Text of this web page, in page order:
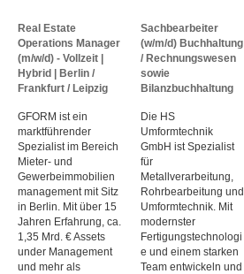
Real Estate
Operations Manager
(m/w/d) - Vollzeit |
Hybrid | Berlin /
Frankfurt / Leipzig
GFORM ist ein
marktführender
Spezialist im Bereich
Mieter- und
Gewerbeimmobilien
management mit Sitz
in Berlin. Mit über 15
Jahren Erfahrung, ca.
1,35 Mrd. € Assets
under Management
und mehr als
Sachbearbeiter
(w/m/d) Buchhaltung
/ Rechnungswesen
sowie
Bilanzbuchhaltung
Die HS
Umformtechnik
GmbH ist Spezialist
für
Metallverarbeitung,
Rohrbearbeitung und
Umformtechnik. Mit
modernster
Fertigungstechnologi
e und einem starken
Team entwickeln und